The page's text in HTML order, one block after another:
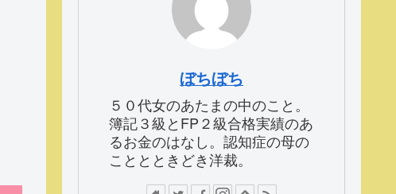
ぼちぼち
５０代女のあたまの中のこと。
簿記３級とFP２級合格実績のあ
るお金のはなし。認知症の母の
こととときどき洋裁。